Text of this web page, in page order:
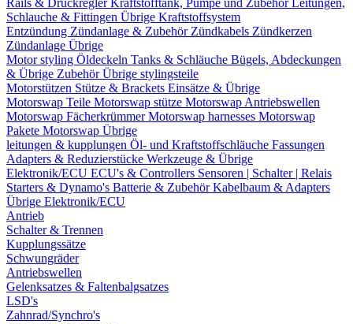
Rails & Druckregler Kraftstofftank, Pumpe und Zubehör
Leitungen,
Schlauche & Fittingen Übrige Kraftstoffsystem
Entzündung Zündanlage & Zubehör Zündkabels Zündkerzen
Zündanlage Übrige
Motor styling Öldeckeln Tanks & Schläuche Bügels, Abdeckungen
& Übrige ZubehörÜbrige stylingsteile
Motorstützen Stütze & Brackets Einsätze & Übrige
Motorswap Teile Motorswap stütze Motorswap Antriebswellen
Motorswap FächerkrümmerMotorswap harnesses Motorswap
Pakete Motorswap Übrige
leitungen & kupplungen Öl- und Kraftstoffschläuche Fassungen
Adapters & Reduzierstücke Werkzeuge & Übrige
Elektronik/ECU ECU's & Controllers Sensoren | Schalter | Relais
Starters & Dynamo's Batterie & ZubehörKabelbaum & Adapters
Übrige Elektronik/ECU
Antrieb
Schalter & Trennen
Kupplungssätze
Schwungräder
Antriebswellen
Gelenksatzes & Faltenbalgsatzes
LSD's
Zahnrad/Synchro's